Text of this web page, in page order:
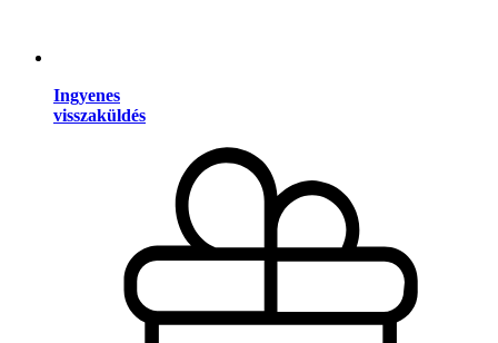
Ingyenes
visszaküldés